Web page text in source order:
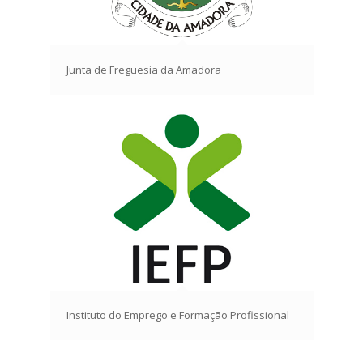
Junta de Freguesia da Amadora
Instituto do Emprego e Formação Profissional